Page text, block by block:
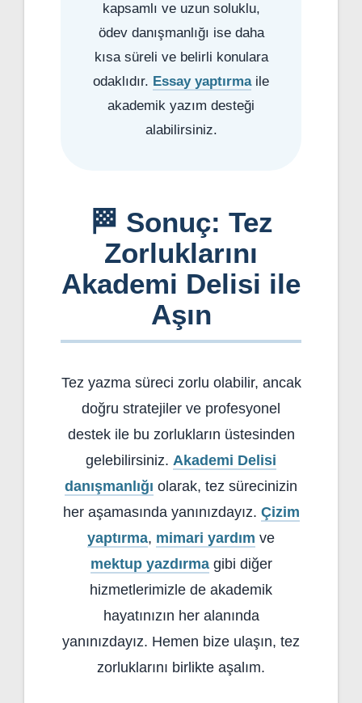
kapsamlı ve uzun soluklu,
ödev danışmanlığı ise daha
kısa süreli ve belirli konulara
odaklıdır. Essay yaptırmaile
akademik yazım desteği
alabilirsiniz.
🏁 Sonuç: Tez
Zorluklarını
Akademi Delisi ile
Aşın
Tez yazma süreci zorlu olabilir, ancak
doğru stratejiler ve profesyonel
destek ile bu zorlukların üstesinden
gelebilirsiniz. Akademi Delisi
danışmanlığı olarak, tez sürecinizin
her aşamasında yanınızdayız. Çizim
yaptırma, mimari yardım ve
mektup yazdırmagibi diğer
hizmetlerimizle de akademik
hayatınızın her alanında
yanınızdayız. Hemen bize ulaşın, tez
zorluklarını birlikte aşalım.